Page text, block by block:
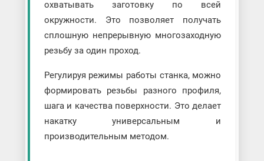
охватывать заготовку по всей
окружности. Это позволяет получать
сплошную непрерывную многозаходную
резьбу за один проход.
Регулируя режимы работы станка, можно
формировать резьбы разного профиля,
шага и качества поверхности. Это делает
накатку универсальным и
производительным методом.